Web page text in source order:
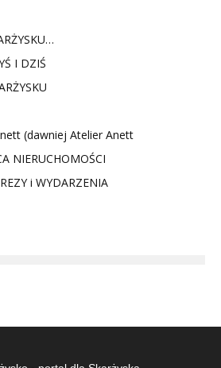
I DZIŚ
(dawniej Atelier Anett
NIERUCHOMOŚCI
i WYDARZENIA